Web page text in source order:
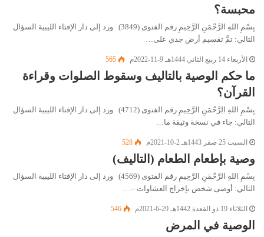
محبسة؟
بِسْمِ اللهِ الرَّحْمَنِ الرَّحِيمِ رقم الفتوى (3849) ورد إلى دار الإفتاء الليبية السؤال
التالي: تمَّ تقسيم أرض جدي على…
الأربعاء 14 ربيع الثاني 1444هـ 9-11-2022م 565
ما حكم الوصية بالتاليف وسقوط الصلوات وقراءة
القرآن؟
بِسْمِ اللهِ الرَّحْمَنِ الرَّحِيمِ رقم الفتوى (4712) ورد إلى دار الإفتاء الليبية السؤال
التالي: جاء في نسخة وثيقة ما…
السبت 25 صفر 1443هـ 2-10-2021م 528
وصية بإطعام الطعام (التاليف)
بِسْمِ اللهِ الرَّحْمَنِ الرَّحِيمِ رقم الفتوى (4569) ورد إلى دار الإفتاء الليبية السؤال
التالي: أوصى شخص بإخراج العشاوات –…
الثلاثاء 19 ذو القعدة 1442هـ 29-6-2021م 546
الوصية في المرض